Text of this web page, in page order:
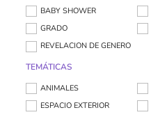
BABY SHOWER
GRADO
REVELACION DE GENERO
TEMÁTICAS
ANIMALES
ESPACIO EXTERIOR